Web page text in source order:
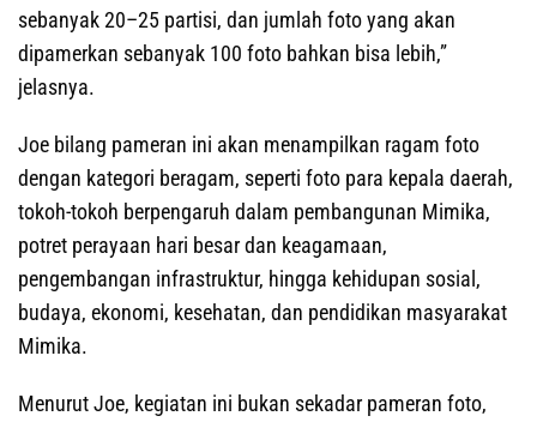
sebanyak 20–25 partisi, dan jumlah foto yang akan
dipamerkan sebanyak 100 foto bahkan bisa lebih,”
jelasnya.
Joe bilang pameran ini akan menampilkan ragam foto
dengan kategori beragam, seperti foto para kepala daerah,
tokoh-tokoh berpengaruh dalam pembangunan Mimika,
potret perayaan hari besar dan keagamaan,
pengembangan infrastruktur, hingga kehidupan sosial,
budaya, ekonomi, kesehatan, dan pendidikan masyarakat
Mimika.
Menurut Joe, kegiatan ini bukan sekadar pameran foto,